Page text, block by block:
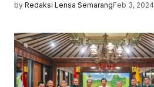
by Redaksi Lensa SemarangFeb 3, 2024